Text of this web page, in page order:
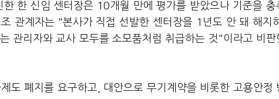
한 신임 센터장은 10개월 만에 평가를 받았으나 기준을 충
관계자는 "본사가 직접 선발한 센터장을 1년도 안 돼 해지
관리자와 교사 모두를 소모품처럼 취급하는 것"이라고 비판
도 폐지를 요구하고, 대안으로 무기계약을 비롯한 고용안정